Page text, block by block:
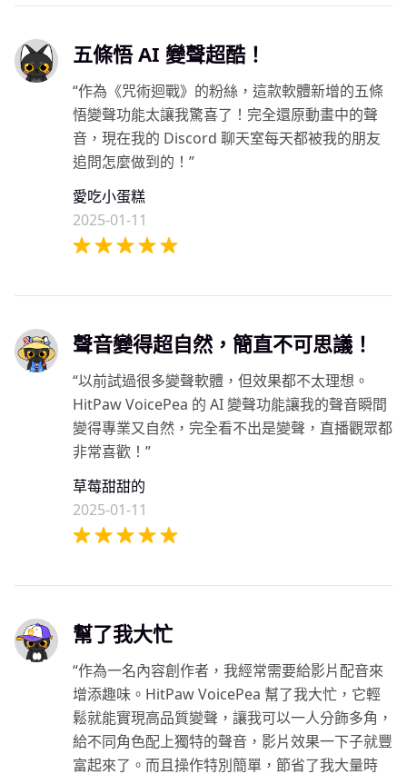
五條悟 AI 變聲超酷！
“作為《咒術迴戰》的粉絲，這款軟體新增的五條
悟變聲功能太讓我驚喜了！完全還原動畫中的聲
音，現在我的 Discord 聊天室每天都被我的朋友
追問怎麼做到的！”
愛吃小蛋糕
2025-01-11
聲音變得超自然，簡直不可思議！
“以前試過很多變聲軟體，但效果都不太理想。
HitPaw VoicePea 的 AI 變聲功能讓我的聲音瞬間
變得專業又自然，完全看不出是變聲，直播觀眾都
非常喜歡！”
草莓甜甜的
2025-01-11
幫了我大忙
“作為一名內容創作者，我經常需要給影片配音來
增添趣味。HitPaw VoicePea 幫了我大忙，它輕
鬆就能實現高品質變聲，讓我可以一人分飾多角，
給不同角色配上獨特的聲音，影片效果一下子就豐
富起來了。而且操作特別簡單，節省了我大量時